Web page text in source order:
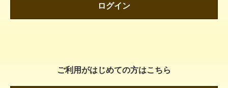
ログイン
ご利用がはじめての方はこちら